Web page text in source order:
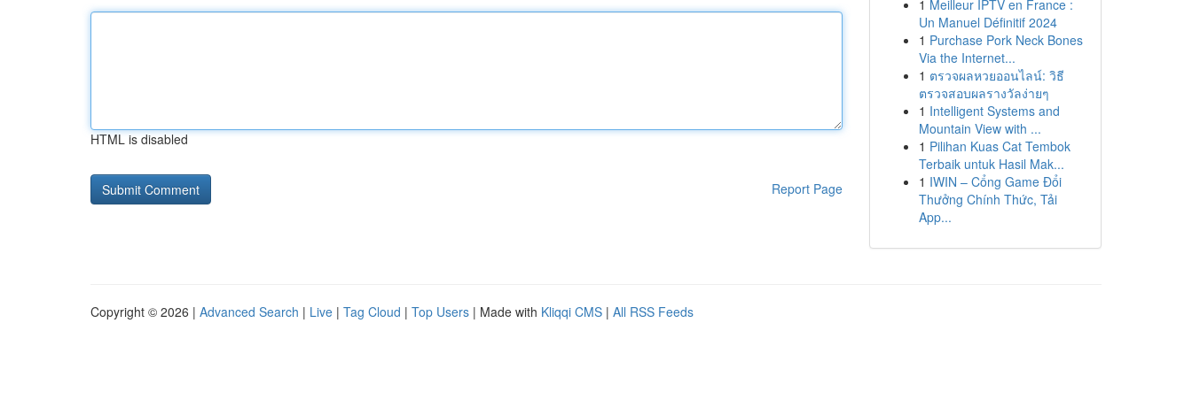
HTML is disabled
Report Page
1 Meilleur IPTV en France :
Un Manuel Définitif 2024
1 Purchase Pork Neck Bones
Via the Internet...
1 ตรวจผลหวยออนไลน์: วิธี
ตรวจสอบผลรางวัลง่ายๆ
1 Intelligent Systems and
Mountain View with ...
1 Pilihan Kuas Cat Tembok
Terbaik untuk Hasil Mak...
1 IWIN – Cổng Game Đổi
Thưởng Chính Thức, Tải
App...
Copyright © 2026 | Advanced Search | Live | Tag Cloud | Top Users | Made with Kliqqi CMS | All RSS Feeds